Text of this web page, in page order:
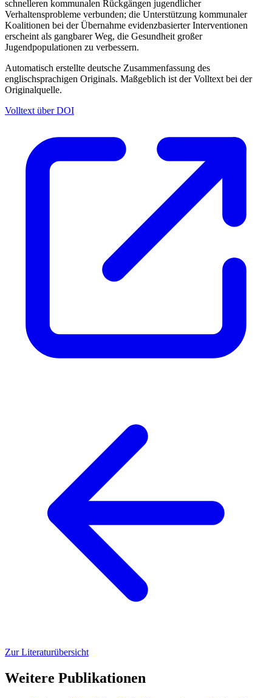
schnelleren kommunalen Rückgängen jugendlicher
Verhaltensprobleme verbunden; die Unterstützung kommunaler
Koalitionen bei der Übernahme evidenzbasierter Interventionen
erscheint als gangbarer Weg, die Gesundheit großer
Jugendpopulationen zu verbessern.
Automatisch erstellte deutsche Zusammenfassung des
englischsprachigen Originals. Maßgeblich ist der Volltext bei der
Originalquelle.
Volltext über DOI
Zur Literaturübersicht
Weitere Publikationen